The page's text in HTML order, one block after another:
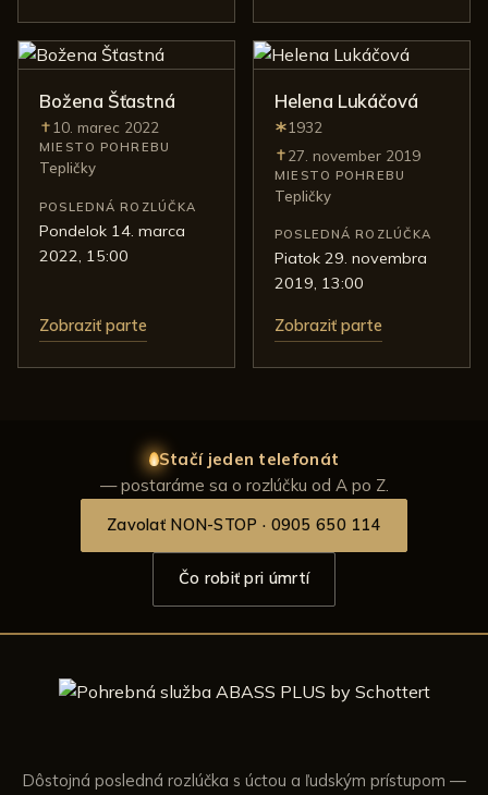
Božena Šťastná
Úmrtie:
10. marec 2022
MIESTO POHREBU
Tepličky
POSLEDNÁ ROZLÚČKA
pondelok 14. marca
2022, 15:00
Zobraziť parte
Helena Lukáčová
Narodenie:
1932
Úmrtie:
27. november 2019
MIESTO POHREBU
Tepličky
POSLEDNÁ ROZLÚČKA
piatok 29. novembra
2019, 13:00
Zobraziť parte
Stačí jeden telefonát
— postaráme sa o rozlúčku od A po Z.
Zavolať NON-STOP · 0905 650 114
Čo robiť pri úmrtí
Dôstojná posledná rozlúčka s úctou a ľudským prístupom —